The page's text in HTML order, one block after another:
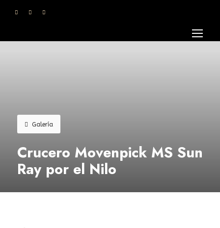
Galería
Crucero Movenpick MS Sun
Ray por el Nilo